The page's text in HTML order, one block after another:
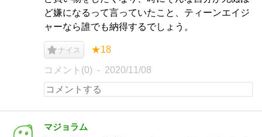
ど嫌になるって言っていたこと、ティーンエイジ
ャーなら誰でも納得するでしょう。
ナイス ★18
コメント(0) 2020/11/08
マジョラム